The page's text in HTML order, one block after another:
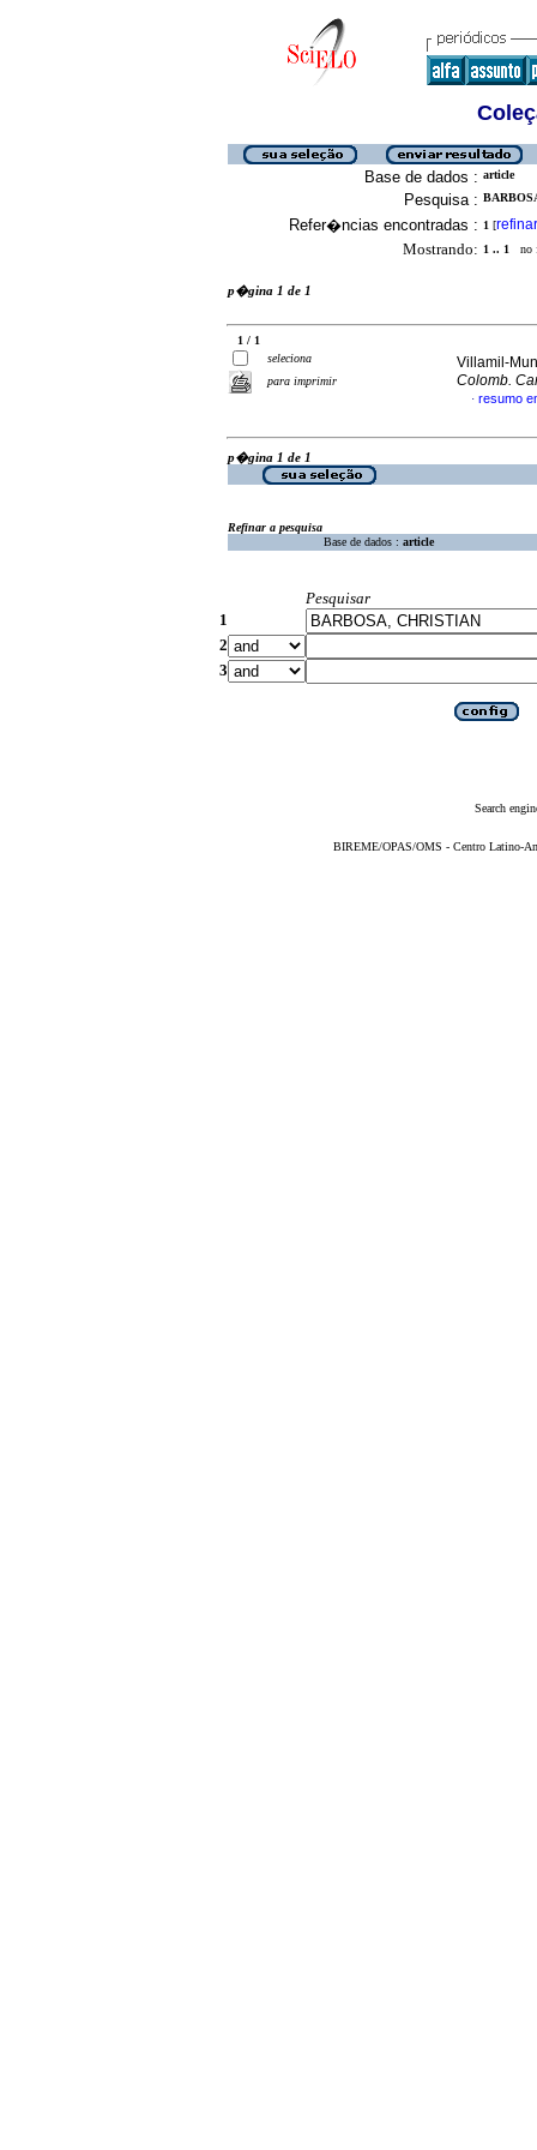
Base de dados : article
Pesquisa :
Refer�ncias encontradas : 1 [refinar
Mostrando: 1 .. 1 no
p�gina 1 de 1
1 / 1
seleciona
para imprimir
Villamil-
Colomb.
· resumo
p�gina 1 de 1
Refinar a pesquisa
Base de dados : article
Pesquisar
1
2
3
Search
BIREME/OPAS/OMS - Centro Latino-